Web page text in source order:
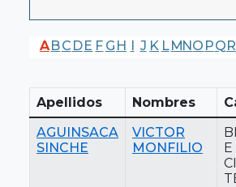
ABC DE F G H I J K LMNO PQR
Apellidos Nombres
AGUINSACA
SINCHE
VICTOR
MONFILIO